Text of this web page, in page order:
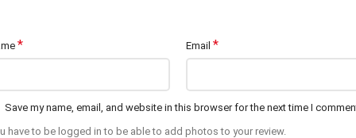
* Email *
Save my name, email, and website in this browser for the next time I
have to be logged in to be able to add photos to your review.